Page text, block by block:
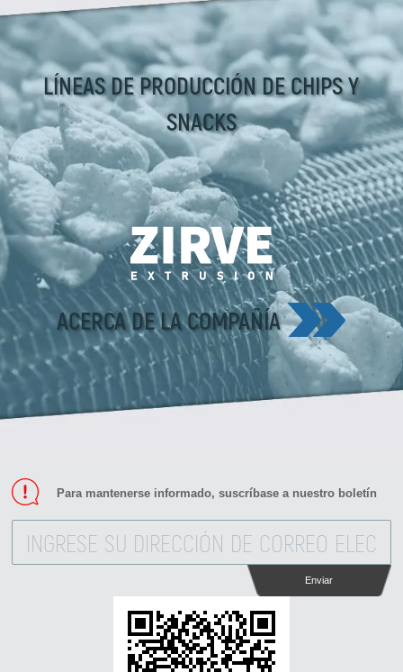
LÍNEAS DE PRODUCCIÓN DE CHIPS Y
SNACKS
ACERCA DE LA COMPAÑÍA
Para mantenerse informado, suscríbase a nuestro boletín
Enviar